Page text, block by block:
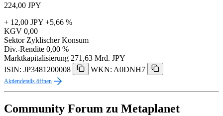
224,00 JPY
+ 12,00 JPY +5,66 %
KGV 0,00
Sektor Zyklischer Konsum
Div.-Rendite 0,00 %
Marktkapitalisierung 271,63 Mrd. JPY
ISIN: JP3481200008
WKN: A0DNH7
Aktiendetails öffnen
Community Forum zu Metaplanet